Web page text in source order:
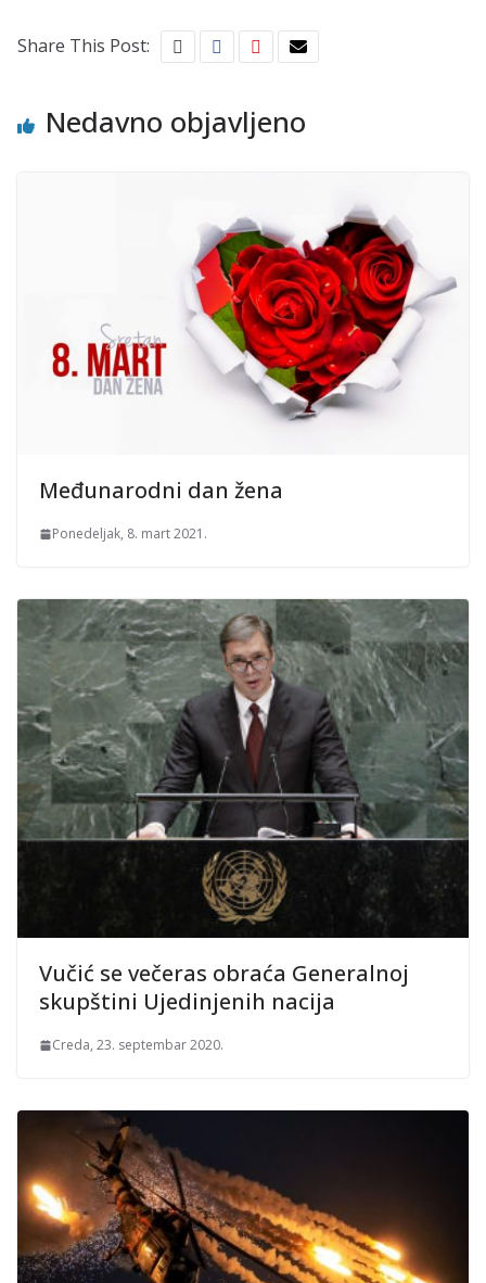
Share This Post:
Nedavno objavljeno
Međunarodni dan žena
Ponedeljak, 8. mart 2021.
Vučić se večeras obraća Generalnoj
skupštini Ujedinjenih nacija
Creda, 23. septembar 2020.